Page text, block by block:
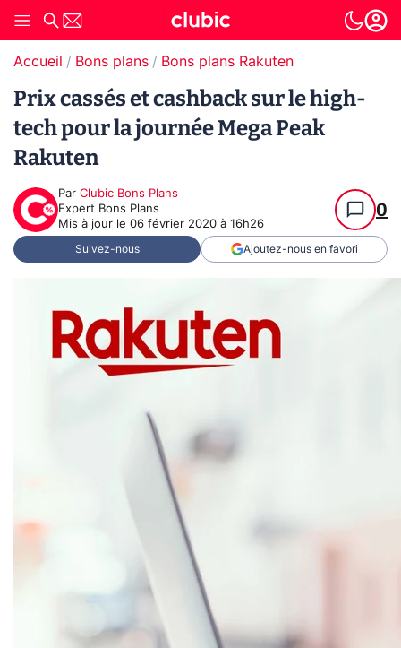
Accueil Bons plans Bons plans Rakuten
Prix cassés et cashback sur le high-
tech pour la journée Mega Peak
Rakuten
Par Clubic Bons Plans
Expert Bons Plans
Mis à jour le 06 février 2020 à 16h26
0
Suivez-nous Ajoutez-nous en favori